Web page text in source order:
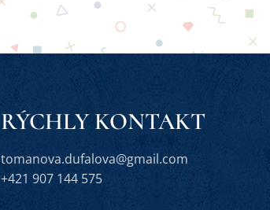
RÝCHLY KONTAKT
tomanova.dufalova@gmail.com
+421 907 144 575